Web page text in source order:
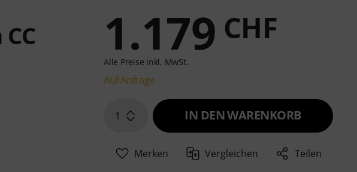
1.179 CHF
Alle Preise inkl. MwSt.
Auf Anfrage
1 IN DEN WARENKORB
Merken Vergleichen Teilen